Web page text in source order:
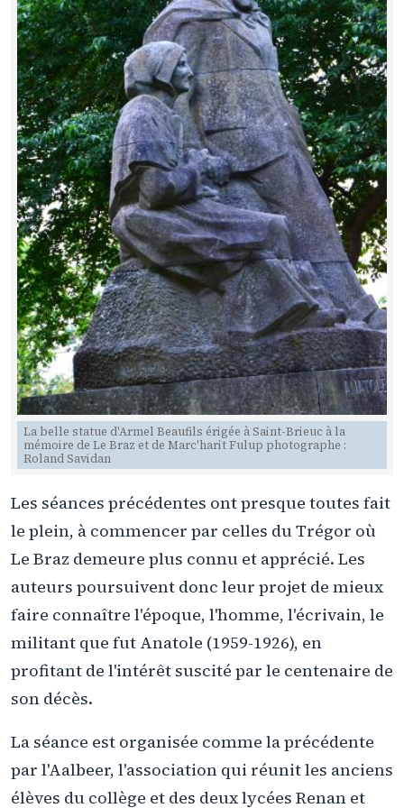
La belle statue d'Armel Beaufils érigée à Saint-Brieuc à la
mémoire de Le Braz et de Marc'harit Fulup photographe :
Roland Savidan
Les séances précédentes ont presque toutes fait
le plein, à commencer par celles du Trégor où
Le Braz demeure plus connu et apprécié. Les
auteurs poursuivent donc leur projet de mieux
faire connaître l'époque, l'homme, l'écrivain, le
militant que fut Anatole (1959-1926), en
profitant de l'intérêt suscité par le centenaire de
son décès.
La séance est organisée comme la précédente
par l'Aalbeer, l'association qui réunit les anciens
élèves du collège et des deux lycées Renan et